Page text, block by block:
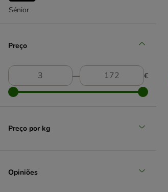
Sénior
Preço
― €
Preço por kg
Opiniões